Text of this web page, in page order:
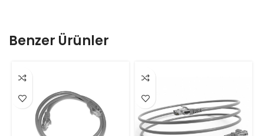
Benzer Ürünler